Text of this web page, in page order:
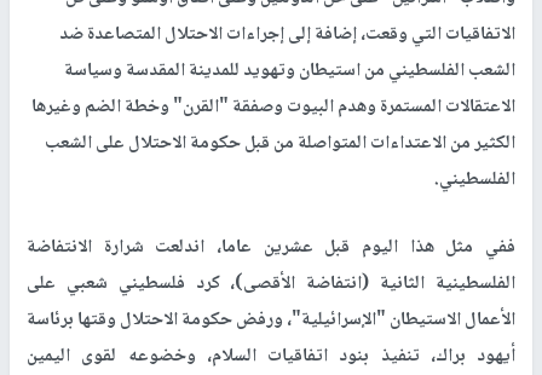
الاتفاقيات التي وقعت، إضافة إلى إجراءات الاحتلال المتصاعدة ضد
الشعب الفلسطيني من استيطان وتهويد للمدينة المقدسة وسياسة
الاعتقالات المستمرة وهدم البيوت وصفقة "القرن" وخطة الضم وغيرها
الكثير من الاعتداءات المتواصلة من قبل حكومة الاحتلال على الشعب
الفلسطيني.
ففي مثل هذا اليوم قبل عشرين عاما، اندلعت شرارة الانتفاضة
الفلسطينية الثانية (انتفاضة الأقصى)، كرد فلسطيني شعبي على
الأعمال الاستيطان "الإسرائيلية"، ورفض حكومة الاحتلال وقتها برئاسة
أيهود براك، تنفيذ بنود اتفاقيات السلام، وخضوعه لقوى اليمين